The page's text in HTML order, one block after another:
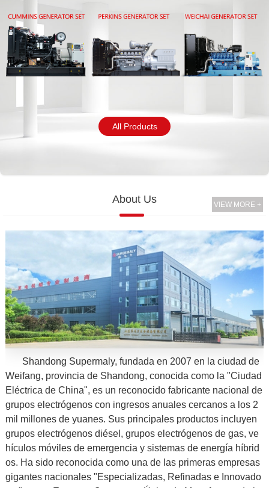
All Products
About Us VIEW MORE +
Shandong Supermaly, fundada en 2007 en la ciudad de
Weifang, provincia de Shandong, conocida como la "Ciudad
Eléctrica de China", es un reconocido fabricante nacional de
grupos electrógenos con ingresos anuales cercanos a los 2
mil millones de yuanes. Sus principales productos incluyen
grupos electrógenos diésel, grupos electrógenos de gas, ve
hículos móviles de emergencia y sistemas de energía híbrid
os. Ha sido reconocida como una de las primeras empresas
gigantes nacionales "Especializadas, Refinadas e Innovado